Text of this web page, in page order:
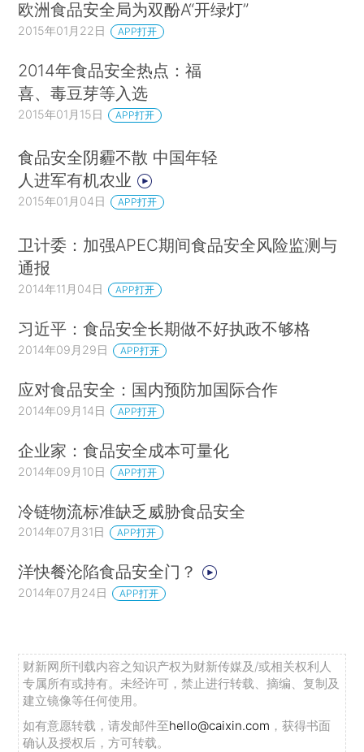
欧洲食品安全局为双酚A“开绿灯”
2015年01月22日 APP打开
2014年食品安全热点：福
喜、毒豆芽等入选
2015年01月15日 APP打开
食品安全阴霾不散 中国年轻
人进军有机农业
2015年01月04日 APP打开
卫计委：加强APEC期间食品安全风险监测与
通报
2014年11月04日 APP打开
习近平：食品安全长期做不好执政不够格
2014年09月29日 APP打开
应对食品安全：国内预防加国际合作
2014年09月14日 APP打开
企业家：食品安全成本可量化
2014年09月10日 APP打开
冷链物流标准缺乏威胁食品安全
2014年07月31日 APP打开
洋快餐沦陷食品安全门？
2014年07月24日 APP打开
财新网所刊载内容之知识产权为财新传媒及/或相关权利人
专属所有或持有。未经许可，禁止进行转载、摘编、复制及
建立镜像等任何使用。
如有意愿转载，请发邮件至hello@caixin.com ，获得书面
确认及授权后，方可转载。